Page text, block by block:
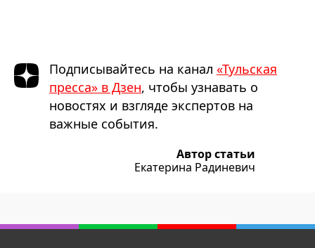
Подписывайтесь на канал «Тульская
пресса» в Дзен, чтобы узнавать о
новостях и взгляде экспертов на
важные события.
Автор статьи
Екатерина Радиневич